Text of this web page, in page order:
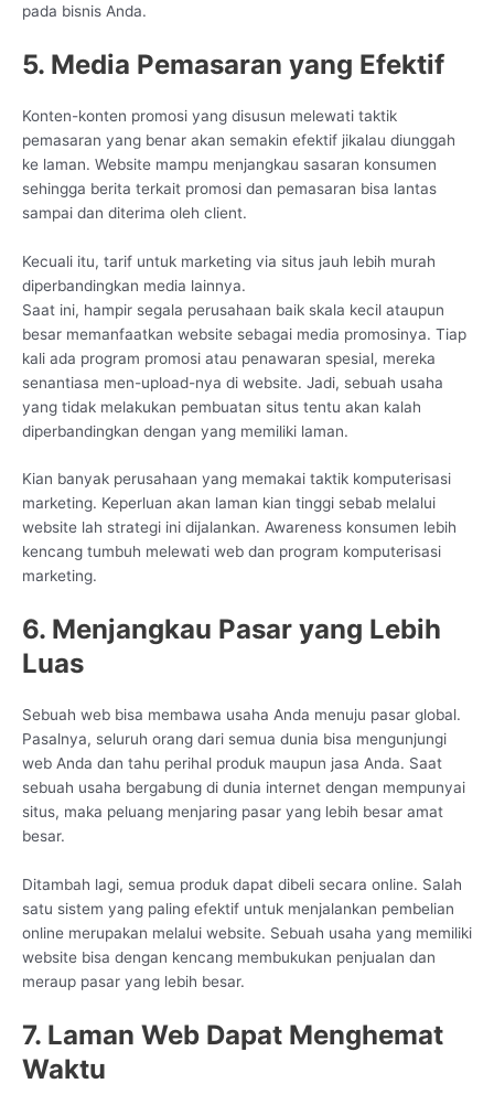
pada bisnis Anda.
5. Media Pemasaran yang Efektif
Konten-konten promosi yang disusun melewati taktik
pemasaran yang benar akan semakin efektif jikalau diunggah
ke laman. Website mampu menjangkau sasaran konsumen
sehingga berita terkait promosi dan pemasaran bisa lantas
sampai dan diterima oleh client.
Kecuali itu, tarif untuk marketing via situs jauh lebih murah
diperbandingkan media lainnya.
Saat ini, hampir segala perusahaan baik skala kecil ataupun
besar memanfaatkan website sebagai media promosinya. Tiap
kali ada program promosi atau penawaran spesial, mereka
senantiasa men-upload-nya di website. Jadi, sebuah usaha
yang tidak melakukan pembuatan situs tentu akan kalah
diperbandingkan dengan yang memiliki laman.
Kian banyak perusahaan yang memakai taktik komputerisasi
marketing. Keperluan akan laman kian tinggi sebab melalui
website lah strategi ini dijalankan. Awareness konsumen lebih
kencang tumbuh melewati web dan program komputerisasi
marketing.
6. Menjangkau Pasar yang Lebih
Luas
Sebuah web bisa membawa usaha Anda menuju pasar global.
Pasalnya, seluruh orang dari semua dunia bisa mengunjungi
web Anda dan tahu perihal produk maupun jasa Anda. Saat
sebuah usaha bergabung di dunia internet dengan mempunyai
situs, maka peluang menjaring pasar yang lebih besar amat
besar.
Ditambah lagi, semua produk dapat dibeli secara online. Salah
satu sistem yang paling efektif untuk menjalankan pembelian
online merupakan melalui website. Sebuah usaha yang memiliki
website bisa dengan kencang membukukan penjualan dan
meraup pasar yang lebih besar.
7. Laman Web Dapat Menghemat
Waktu